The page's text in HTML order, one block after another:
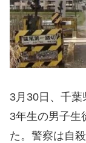
3月30日、千
3年生の男子生
た。警察は自